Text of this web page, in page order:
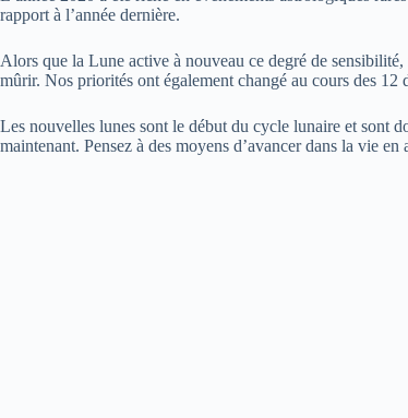
rapport à l’année dernière.
Alors que la Lune active à nouveau ce degré de
mûrir. Nos priorités ont également changé au cours des 12
Les nouvelles lunes sont le début du cycle lunaire et sont
maintenant. Pensez à des moyens d’avancer dans la vie en